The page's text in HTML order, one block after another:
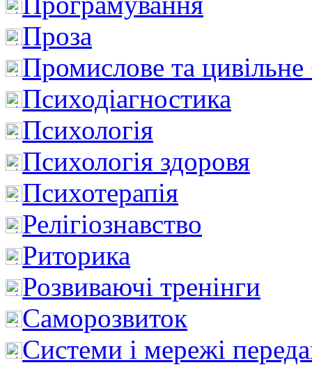
Проза
Промислове та цивільне
Психодіагностика
Психологія
Психологія здоровя
Психотерапія
Релігіознавство
Риторика
Розвиваючі тренінги
Саморозвиток
Системи і мережі